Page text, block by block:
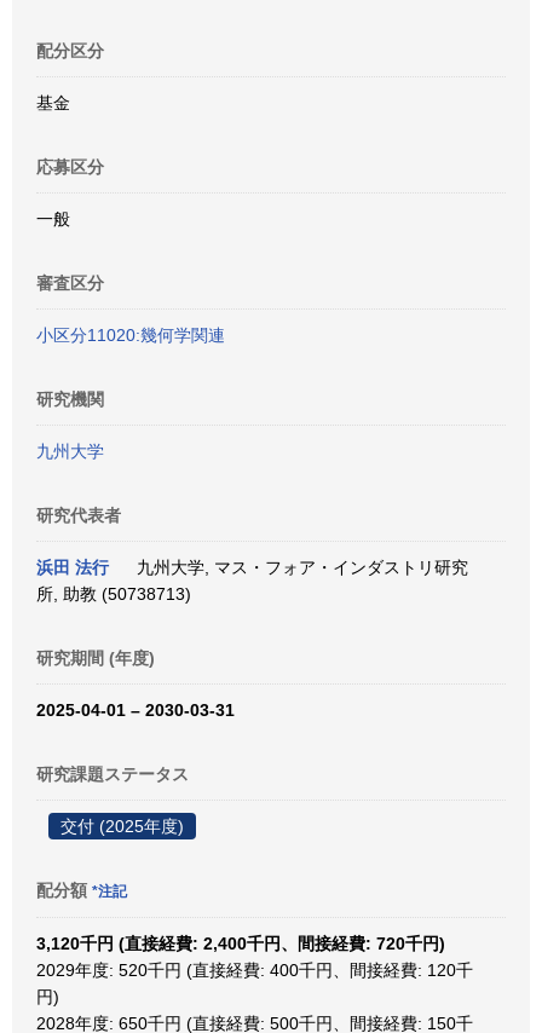
配分区分
基金
応募区分
一般
審査区分
小区分11020:幾何学関連
研究機関
九州大学
研究代表者
浜田 法行
九州大学, マス・フォア・インダストリ研究
所, 助教 (50738713)
研究期間 (年度)
2025-04-01 – 2030-03-31
研究課題ステータス
交付 (2025年度)
配分額 *注記
3,120千円 (直接経費: 2,400千円、間接経費: 720千円)
2029年度: 520千円 (直接経費: 400千円、間接経費: 120千
円)
2028年度: 650千円 (直接経費: 500千円、間接経費: 150千